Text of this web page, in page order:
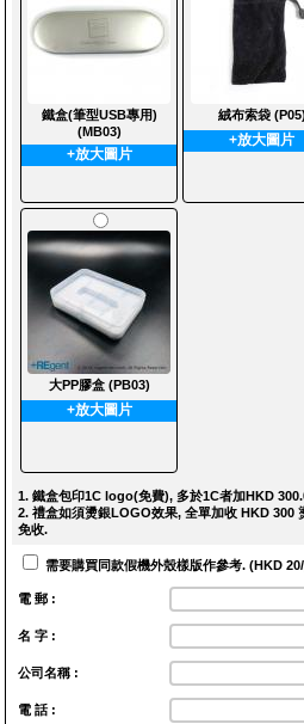
鐵盒(筆型USB專用)
(MB03)
+放大圖片
絨布索袋 (P05)
+放大圖片
大PP膠盒 (PB03)
+放大圖片
1. 鐵盒包印1C logo(免費), 多於1C者加HKD
2. 禮盒如須燙銀LOGO效果, 全單加收 HKD 300
免收.
需要購買同款假機外殼樣版作參考. (HKD
電 郵 :
名 字 :
公司名稱 :
電 話 :